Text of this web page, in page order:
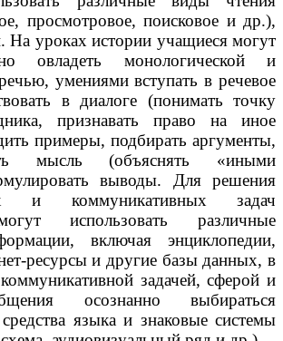
просмотровое, поисковое и др.),
На уроках истории учащиеся могут
овладеть монологической и
умениями вступать в речевое
в диалоге (понимать точку
признавать право на иное
примеры, подбирать аргументы,
мысль (объяснять «иными
выводы. Для решения
и коммуникативных задач
использовать различные
включая энциклопедии,
ресурсы и другие базы данных, в
задачей, сферой и
осознанно выбираться
языка и знаковые системы